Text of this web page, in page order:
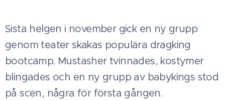
Sista helgen i november gick en ny grupp
genom teater skakas populära dragking
bootcamp. Mustasher tvinnades, kostymer
blingades och en ny grupp av babykings stod
på scen, några för första gången.